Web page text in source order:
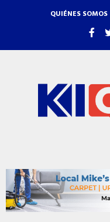
QUIÉNES SOMOS